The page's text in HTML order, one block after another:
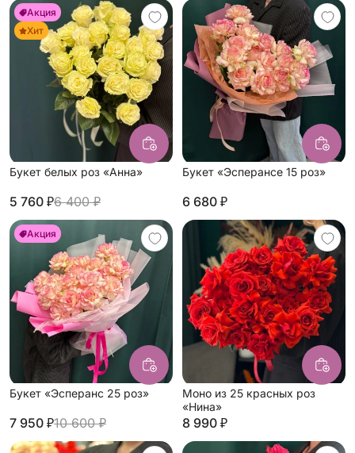
Акция
Хит
Букет белых роз «Анна»
5 760 ₽6 400 ₽
Букет «Эсперансе 15 роз»
6 680 ₽
Акция
Букет «Эсперанс 25 роз»
7 950 ₽10 600 ₽
Моно из 25 красных роз
«Нина»
8 990 ₽